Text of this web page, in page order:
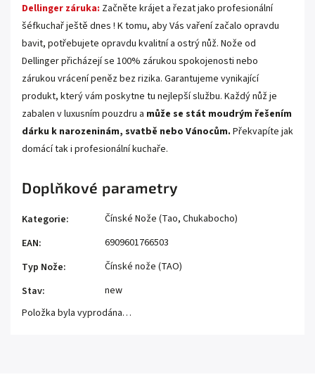
Dellinger záruka: Začněte krájet a řezat jako profesionální
šéfkuchař ještě dnes ! K tomu, aby Vás vaření začalo opravdu
bavit, potřebujete opravdu kvalitní a ostrý nůž. Nože od
Dellinger přicházejí se 100% zárukou spokojenosti nebo
zárukou vrácení peněz bez rizika. Garantujeme vynikající
produkt, který vám poskytne tu nejlepší službu. Každý nůž je
zabalen v luxusním pouzdru a může se stát moudrým řešením
dárku k narozeninám, svatbě nebo Vánocům. Překvapíte jak
domácí tak i profesionální kuchaře.
Doplňkové parametry
Kategorie:
Čínské Nože (Tao, Chukabocho)
EAN:
6909601766503
Typ Nože:
Čínské nože (TAO)
Stav:
new
Položka byla vyprodána…